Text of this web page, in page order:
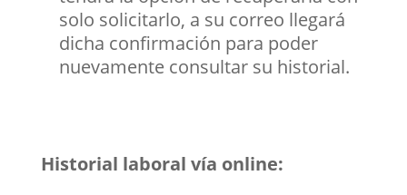
solo solicitarlo, a su correo llegará
dicha confirmación para poder
nuevamente consultar su historial.
Historial laboral vía online: